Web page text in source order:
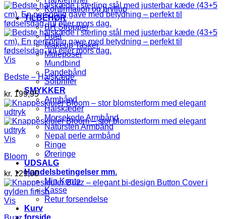
Konfirmation og bryllup
TILBEHØR
BH Stropper
Huer
Makeup Tasker
Muleposer
Mundbind
Pandebånd
Solbriller
SMYKKER
Armbånd
Halskæder
Morsekode Armbånd
Natursten Armbånd
Nepal perle armbånd
Ringe
Øreringe
UDSALG
Handelsbetingelser mm.
Min Konto
Kasse
Retur forsendelse
Kurv
forside
Vis
Bedste – Halskæde
kr. 199,95
Vis
Bloom
kr. 129,00
Vis